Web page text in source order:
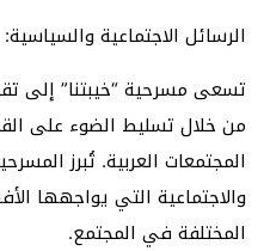
الرسائل الاجتماعية والسياسية:
تسعى مسرحية “خيبتنا” إلى
من خلال تسليط الضوء على
المجتمعات العربية. تُبرز
والاجتماعية التي يواجهها
المختلفة في المجتمع.